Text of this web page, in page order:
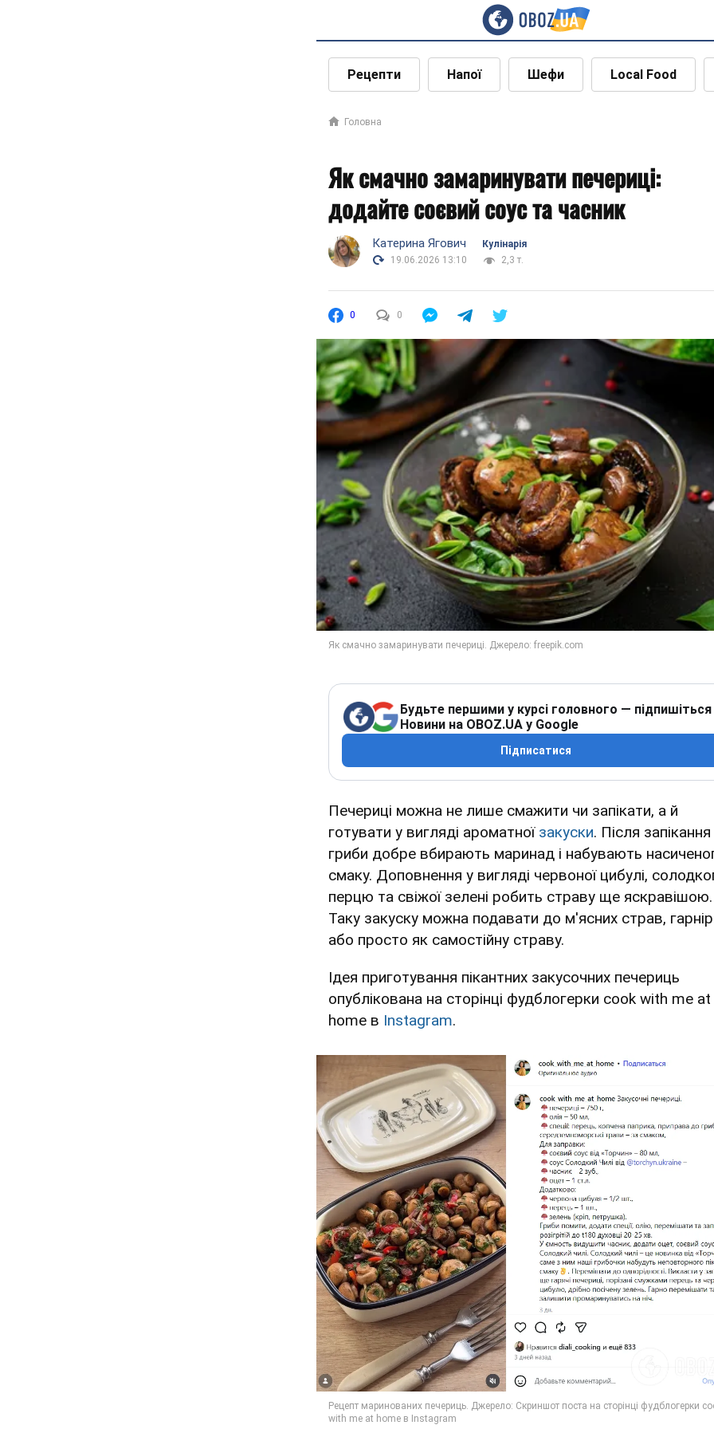
Рецепти Напої Шефи Local Food
Головна
Як смачно замаринувати печериці:
додайте соєвий соус та часник
Катерина Ягович
Кулінарія
19.06.2026 13:10
2,3 т.
0 0
Будьте першими у курсі головного — підпишіться
Новини на OBOZ.UA у Google
Підписатися
Печериці можна не лише смажити чи запікати, а й
готувати у вигляді ароматної закуски. Після запікання
гриби добре вбирають маринад і набувають
смаку. Доповнення у вигляді червоної цибулі,
перцю та свіжої зелені робить страву ще яскравішою.
Таку закуску можна подавати до м'ясних страв,
або просто як самостійну страву.
Ідея приготування пікантних закусочних печериць
опублікована на сторінці фудблогерки cook with me at
home в Instagram.